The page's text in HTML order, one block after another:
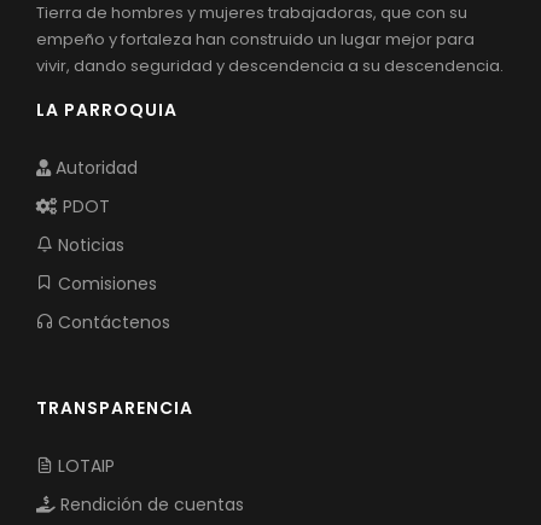
Tierra de hombres y mujeres trabajadoras, que con su
empeño y fortaleza han construido un lugar mejor para
vivir, dando seguridad y descendencia a su descendencia.
LA PARROQUIA
Autoridad
PDOT
Noticias
Comisiones
Contáctenos
TRANSPARENCIA
LOTAIP
Rendición de cuentas